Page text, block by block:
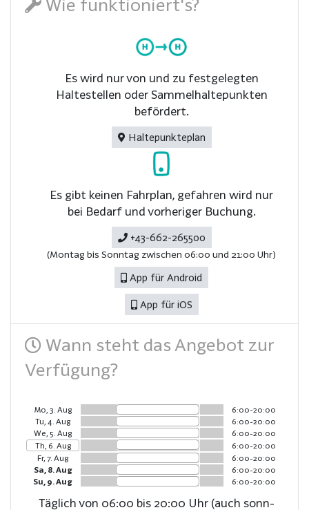
Wie funktioniert's?
Es wird nur von und zu festgelegten
Haltestellen oder Sammelhaltepunkten
befördert.
Haltepunkteplan
Es gibt keinen Fahrplan, gefahren wird nur
bei Bedarf und vorheriger Buchung.
+43-662-265500
(Montag bis Sonntag zwischen 06:00 und 21:00 Uhr)
App für Android
App für iOS
Wann steht das Angebot zur
Verfügung?
Mo, 3. Aug
6:00-20:00
Tu, 4. Aug
6:00-20:00
We, 5. Aug
6:00-20:00
Th, 6. Aug
6:00-20:00
Fr, 7. Aug
6:00-20:00
Sa, 8. Aug
6:00-20:00
Su, 9. Aug
6:00-20:00
Täglich von 06:00 bis 20:00 Uhr (auch sonn-